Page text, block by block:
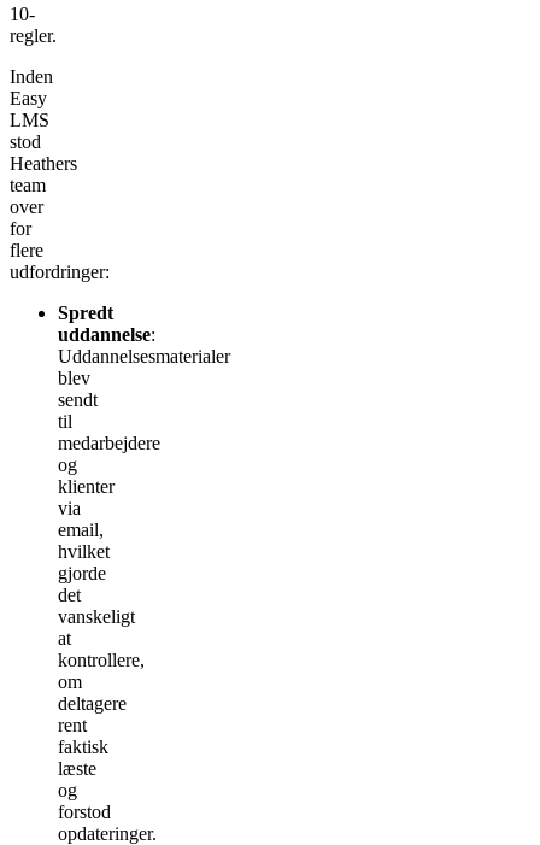
10-
regler.
Inden
Easy
LMS
stod
Heathers
team
over
for
flere
udfordringer:
Spredt
uddannelse:
Uddannelsesmaterialer
blev
sendt
til
medarbejdere
og
klienter
via
email,
hvilket
gjorde
det
vanskeligt
at
kontrollere,
om
deltagere
rent
faktisk
læste
og
forstod
opdateringer.